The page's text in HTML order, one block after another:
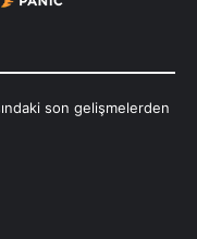
son gelişmelerden